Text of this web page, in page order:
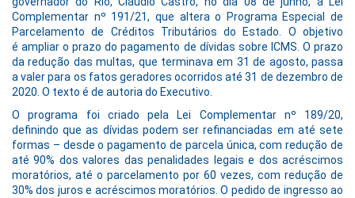
Complementar nº 191/21, que altera o Programa Especial de
Parcelamento de Créditos Tributários do Estado. O objetivo
é ampliar o prazo do pagamento de dívidas sobre ICMS. O prazo
da redução das multas, que terminava em 31 de agosto, passa
a valer para os fatos geradores ocorridos até 31 de dezembro de
2020. O texto é de autoria do Executivo.
O programa foi criado pela Lei Complementar nº 189/20,
definindo que as dívidas podem ser refinanciadas em até sete
formas – desde o pagamento de parcela única, com redução de
até 90% dos valores das penalidades legais e dos acréscimos
moratórios, até o parcelamento por 60 vezes, com redução de
30% dos juros e acréscimos moratórios. O pedido de ingresso ao